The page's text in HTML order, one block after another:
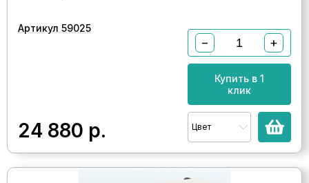
Артикул 59025
24 880 р.
− +
Купить в 1
клик
Цвет